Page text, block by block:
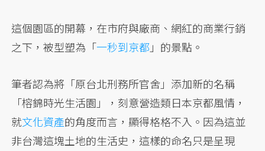
這個園區的開幕，在市府與廠商、網紅的商業行銷
之下，被型塑為「一秒到京都 」的景點。
筆者認為將「原台北刑務所官舍」添加新的名稱
「榕錦時光生活園」，刻意營造類日本京都風情，
就文化資產的角度而言，顯得格格不入。因為這並
非台灣這塊土地的生活史，這樣的命名只是呈現